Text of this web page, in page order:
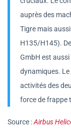
auprès des
Tigre mais
H135/H145).
GmbH est
dynamiques.
activités des
force de frappe
Source :Airbus